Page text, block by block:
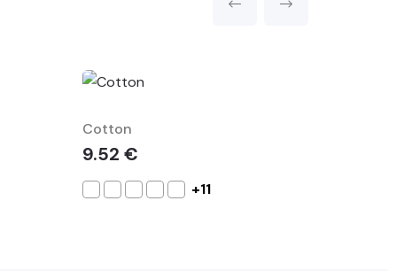
Cotton
9.52 €
+11